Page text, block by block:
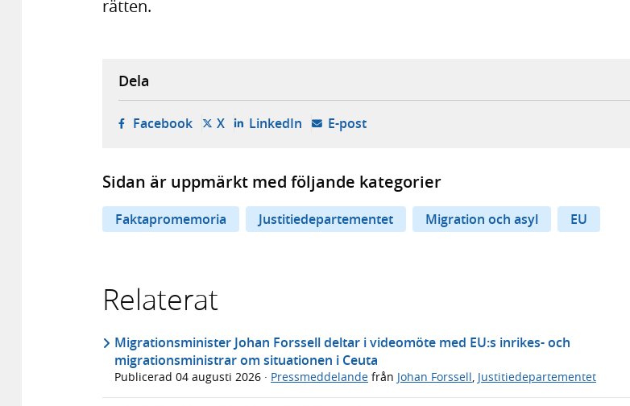
rätten.
Dela
Facebook- öppnas i ny flik, extern webbplats,
X- öppnas i ny flik, extern webbplats,
LinkedIn- öppnas i ny flik, extern webbplats,
E-post- öppnar din e-postklient,
Sidan är uppmärkt med följande kategorier
Faktapromemoria Justitiedepartementet Migration och asyl EU
Relaterat
Migrationsminister Johan Forssell deltar i videomöte med EU:s inrikes- och
migrationsministrar om situationen i Ceuta
Publicerad 04 augusti 2026 · Pressmeddelande från Johan Forssell, Justitiedepartementet